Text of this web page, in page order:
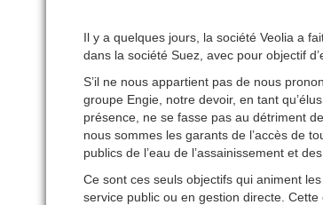
Il y a quelques jours, la société Veolia a
dans la société Suez, avec pour objectif
S’il ne nous appartient pas de nous
groupe Engie, notre devoir, en tant
présence, ne se fasse pas au détriment
nous sommes les garants de l’accès de
publics de l’eau de l’assainissement et
Ce sont ces seuls objectifs qui animent
service public ou en gestion directe.